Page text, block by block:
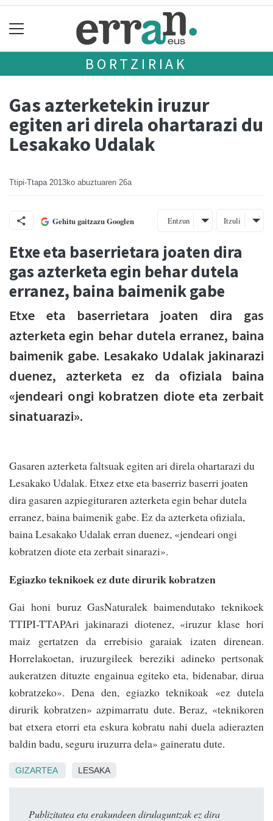
BORTZIRIAK
Gas azterketekin iruzur
egiten ari direla ohartarazi du
Lesakako Udalak
Ttipi-Ttapa 2013ko abuztuaren 26a
Gehitu gaitzazu Googlen Entzun Itzuli
Etxe eta baserrietara joaten dira
gas azterketa egin behar dutela
erranez, baina baimenik gabe
Etxe eta baserrietara joaten dira gas
azterketa egin behar dutela erranez, baina
baimenik gabe. Lesakako Udalak jakinarazi
duenez, azterketa ez da ofiziala baina
«jendeari ongi kobratzen diote eta zerbait
sinatuarazi».
Gasaren azterketa faltsuak egiten ari direla ohartarazi du
Lesakako Udalak. Etxez etxe eta baserriz baserri joaten
dira gasaren azpiegituraren azterketa egin behar dutela
erranez, baina baimenik gabe. Ez da azterketa ofiziala,
baina Lesakako Udalak erran duenez, «jendeari ongi
kobratzen diote eta zerbait sinarazi».
Egiazko teknikoek ez dute dirurik kobratzen
Gai honi buruz GasNaturalek baimendutako teknikoek
TTIPI-TTAPAri jakinarazi diotenez, «iruzur klase hori
maiz gertatzen da errebisio garaiak izaten direnean.
Horrelakoetan, iruzurgileek bereziki adineko pertsonak
aukeratzen dituzte engainua egiteko eta, bidenabar, dirua
kobratzeko». Dena den, egiazko teknikoak «ez dutela
dirurik kobratzen» azpimarratu dute. Beraz, «teknikoren
bat etxera etorri eta eskura kobratu nahi duela adierazten
baldin badu, seguru iruzurra dela» gaineratu dute.
GIZARTEA LESAKA
Publizitatea eta erakundeen dirulaguntzak ez dira